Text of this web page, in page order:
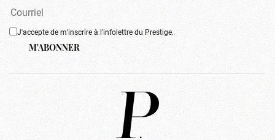
J'accepte de m'inscrire à l'infolettre du Prestige.
M'ABONNER